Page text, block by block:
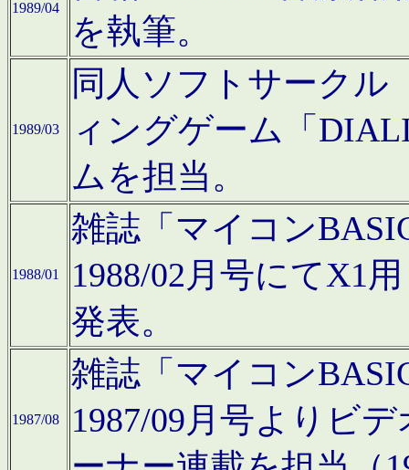
1989/04
を執筆。
1989/03
同人ソフトサークル
ィングゲーム「
ムを担当。
1988/01
雑誌「マイコン
1988/02月号にてX1
発表。
1987/08
雑誌「マイコン
1987/09月号よりビ